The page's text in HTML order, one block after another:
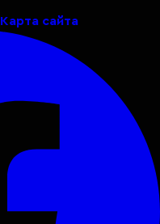
Карта сайта